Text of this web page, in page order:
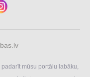
mūsu portālu labāku,